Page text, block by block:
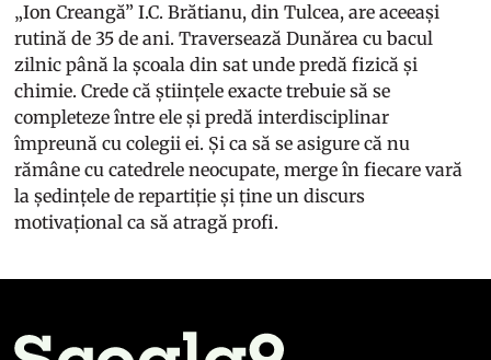
„Ion Creangă” I.C. Brătianu, din Tulcea, are aceeași
rutină de 35 de ani. Traversează Dunărea cu bacul
zilnic până la școala din sat unde predă fizică și
chimie. Crede că științele exacte trebuie să se
completeze între ele și predă interdisciplinar
împreună cu colegii ei. Și ca să se asigure că nu
rămâne cu catedrele neocupate, merge în fiecare vară
la ședințele de repartiție și ține un discurs
motivațional ca să atragă profi.